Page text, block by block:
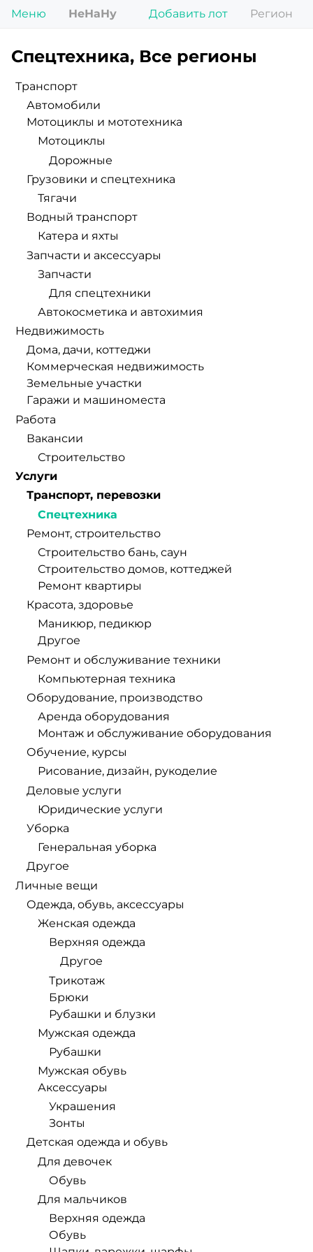
Меню НеНаНу Добавить лот Регион
Спецтехника, Все регионы
Транспорт
Автомобили
Мотоциклы и мототехника
Мотоциклы
Дорожные
Грузовики и спецтехника
Тягачи
Водный транспорт
Катера и яхты
Запчасти и аксессуары
Запчасти
Для спецтехники
Автокосметика и автохимия
Недвижимость
Дома, дачи, коттеджи
Коммерческая недвижимость
Земельные участки
Гаражи и машиноместа
Работа
Вакансии
Строительство
Услуги
Транспорт, перевозки
Спецтехника
Ремонт, строительство
Строительство бань, саун
Строительство домов, коттеджей
Ремонт квартиры
Красота, здоровье
Маникюр, педикюр
Другое
Ремонт и обслуживание техники
Компьютерная техника
Оборудование, производство
Аренда оборудования
Монтаж и обслуживание оборудования
Обучение, курсы
Рисование, дизайн, рукоделие
Деловые услуги
Юридические услуги
Уборка
Генеральная уборка
Другое
Личные вещи
Одежда, обувь, аксессуары
Женская одежда
Верхняя одежда
Другое
Трикотаж
Брюки
Рубашки и блузки
Мужская одежда
Рубашки
Мужская обувь
Аксессуары
Украшения
Зонты
Детская одежда и обувь
Для девочек
Обувь
Для мальчиков
Верхняя одежда
Обувь